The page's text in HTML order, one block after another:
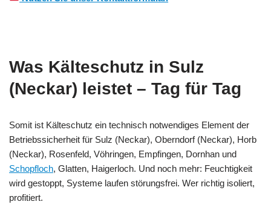
Was Kälteschutz in Sulz
(Neckar) leistet – Tag für Tag
Somit ist Kälteschutz ein technisch notwendiges Element der
Betriebssicherheit für Sulz (Neckar), Oberndorf (Neckar), Horb
(Neckar), Rosenfeld, Vöhringen, Empfingen, Dornhan und
Schopfloch, Glatten, Haigerloch. Und noch mehr: Feuchtigkeit
wird gestoppt, Systeme laufen störungsfrei. Wer richtig isoliert,
profitiert.